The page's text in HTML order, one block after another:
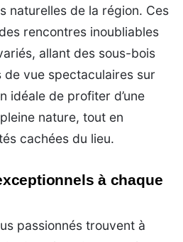
naturelles de la région. Ces
rencontres inoubliables
allant des sous-bois
de vue spectaculaires sur
idéale de profiter d’une
nature, tout en
cachées du lieu.
à chaque
passionnés trouvent à